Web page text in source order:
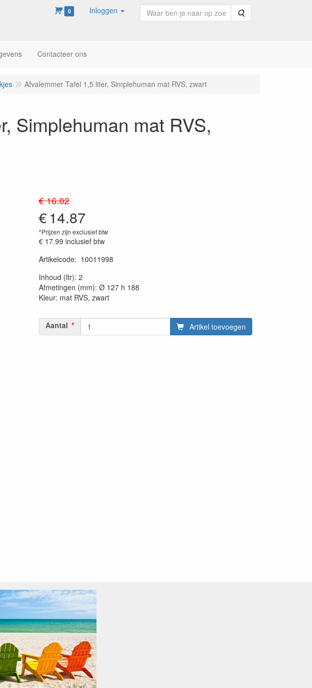
0 Inloggen Zoeken
Contacteer ons
Afvalemmer Tafel 1,5 liter, Simplehuman mat RVS, zwart
Simplehuman mat RVS,
€ 16.02
€14.87
*Prijzen zijn exclusief btw
€ 17.99 inclusief btw
Artikelcode: 10011998
Inhoud (ltr): 2
Afmetingen (mm): Ø 127 h 188
Kleur: mat RVS, zwart
Aantal Artikel toevoegen